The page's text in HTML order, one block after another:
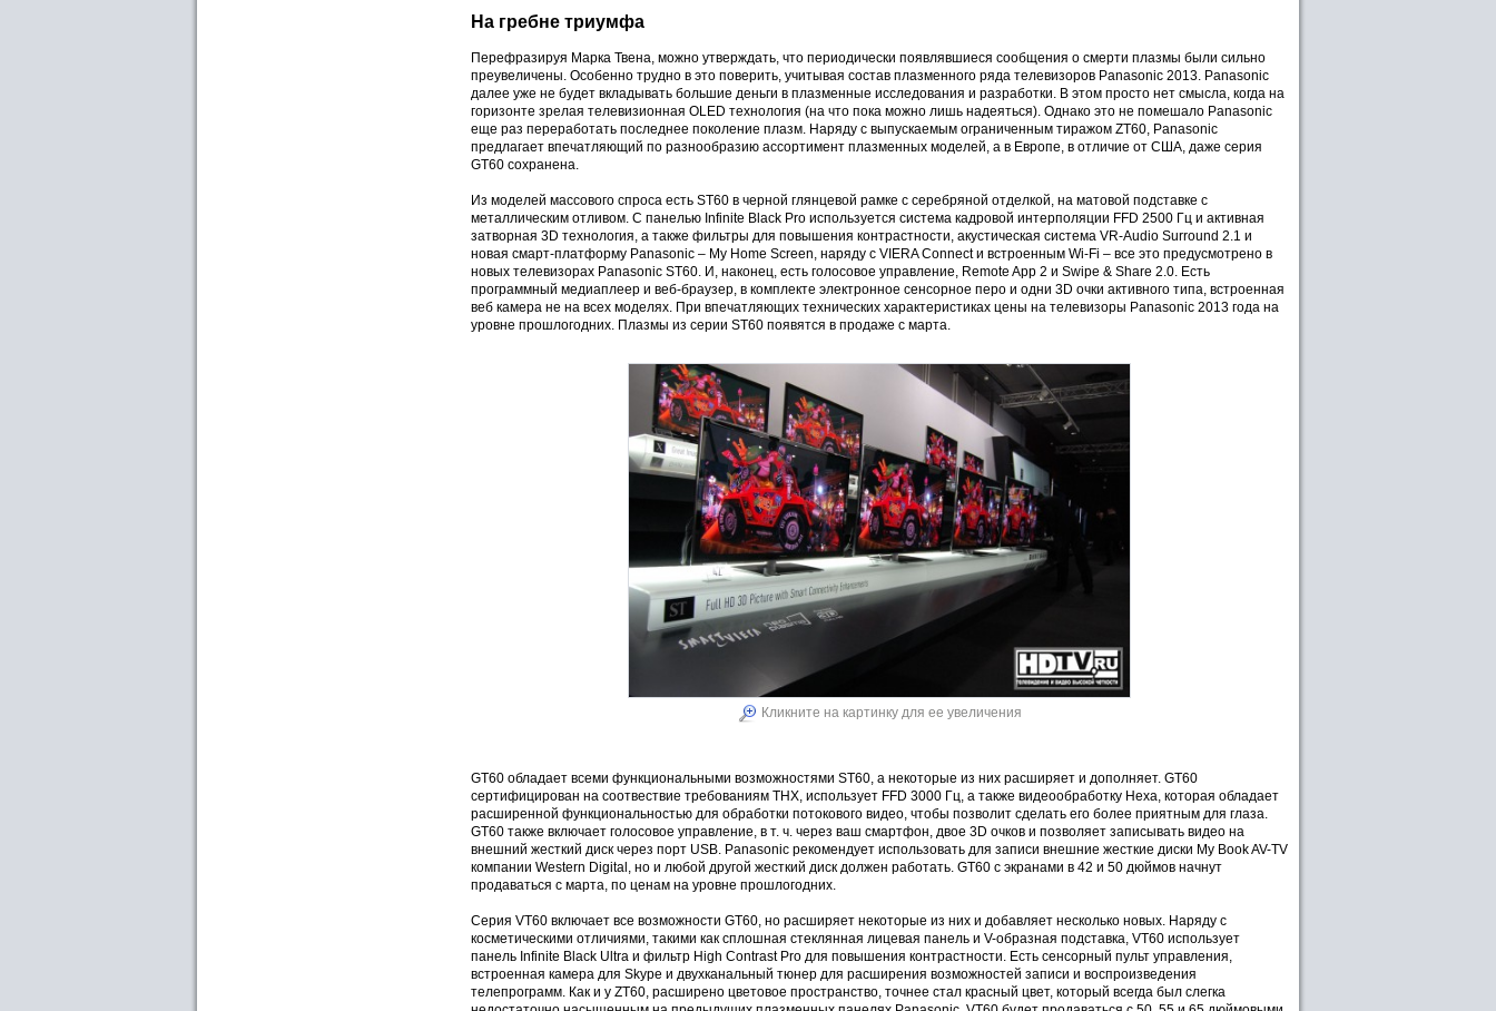
На гребне триумфа
Перефразируя Марка Твена, можно утверждать, что периодически появлявшиеся сообщения о смерти плазмы были сильно
преувеличены. Особенно трудно в это поверить, учитывая состав плазменного ряда телевизоров Panasonic 2013. Panasonic
далее уже не будет вкладывать большие деньги в плазменные исследования и разработки. В этом просто нет смысла, когда на
горизонте зрелая телевизионная OLED технология (на что пока можно лишь надеяться). Однако это не помешало Panasonic
еще раз переработать последнее поколение плазм. Наряду с выпускаемым ограниченным тиражом ZT60, Panasonic
предлагает впечатляющий по разнообразию ассортимент плазменных моделей, а в Европе, в отличие от США, даже серия
GT60 сохранена.
Из моделей массового спроса есть ST60 в черной глянцевой рамке с серебряной отделкой, на матовой подставке с
металлическим отливом. С панелью Infinite Black Pro используется система кадровой интерполяции FFD 2500 Гц и активная
затворная 3D технология, а также фильтры для повышения контрастности, акустическая система VR-Audio Surround 2.1 и
новая смарт-платформу Panasonic – My Home Screen, наряду с VIERA Connect и встроенным Wi-Fi – все это предусмотрено в
новых телевизорах Panasonic ST60. И, наконец, есть голосовое управление, Remote App 2 и Swipe & Share 2.0. Есть
программный медиаплеер и веб-браузер, в комплекте электронное сенсорное перо и одни 3D очки активного типа, встроенная
веб камера не на всех моделях. При впечатляющих технических характеристиках цены на телевизоры Panasonic 2013 года на
уровне прошлогодних. Плазмы из серии ST60 появятся в продаже с марта.
Кликните на картинку для ее увеличения
GT60 обладает всеми функциональными возможностями ST60, а некоторые из них расширяет и дополняет. GT60
сертифицирован на соотвествие требованиям THX, использует FFD 3000 Гц, а также видеообработку Hexa, которая обладает
расширенной функциональностью для обработки потокового видео, чтобы позволит сделать его более приятным для глаза.
GT60 также включает голосовое управление, в т. ч. через ваш смартфон, двое 3D очков и позволяет записывать видео на
внешний жесткий диск через порт USB. Panasonic рекомендует использовать для записи внешние жесткие диски My Book AV-TV
компании Western Digital, но и любой другой жесткий диск должен работать. GT60 с экранами в 42 и 50 дюймов начнут
продаваться с марта, по ценам на уровне прошлогодних.
Серия VT60 включает все возможности GT60, но расширяет некоторые из них и добавляет несколько новых. Наряду с
косметическими отличиями, такими как сплошная стеклянная лицевая панель и V-образная подставка, VT60 использует
панель Infinite Black Ultra и фильтр High Contrast Pro для повышения контрастности. Есть сенсорный пульт управления,
встроенная камера для Skype и двухканальный тюнер для расширения возможностей записи и воспроизведения
телепрограмм. Как и у ZT60, расширено цветовое пространство, точнее стал красный цвет, который всегда был слегка